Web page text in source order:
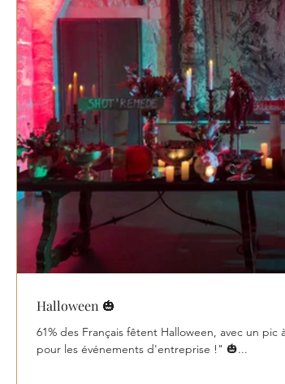
Halloween 🎃
61% des Français fêtent Halloween, avec un
pour les événements d'entreprise !" 🎃...